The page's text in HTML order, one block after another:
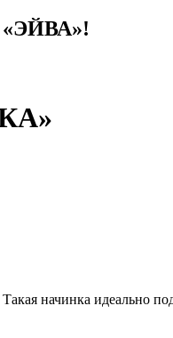
«ЭЙВА»!
начинка идеально